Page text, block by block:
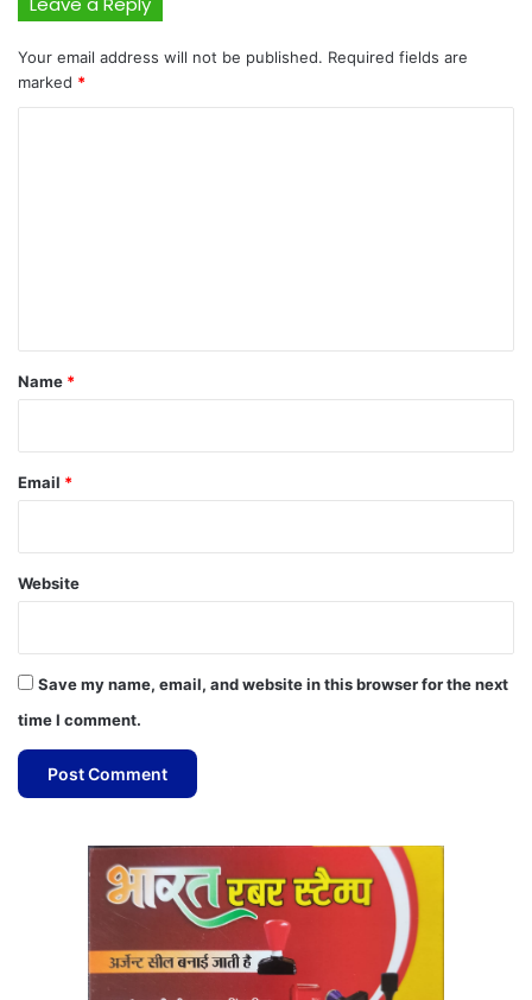
Your email address will not be published. Required fields are
marked *
*
Name *
Email *
Website
Save my name, email, and website in this browser for the next
time I comment.